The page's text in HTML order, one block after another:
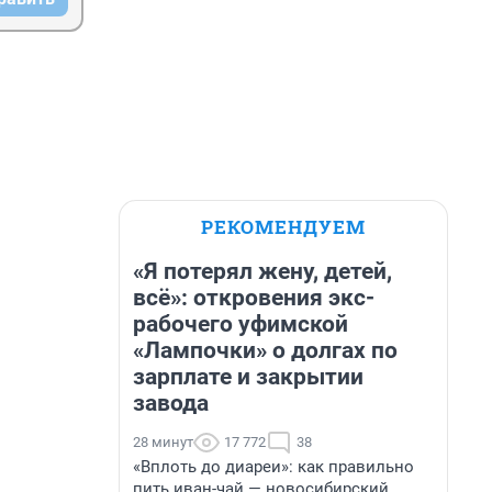
РЕКОМЕНДУЕМ
«Я потерял жену, детей,
всё»: откровения экс-
рабочего уфимской
«Лампочки» о долгах по
зарплате и закрытии
завода
28 минут 17 772 38
«Вплоть до диареи»: как правильно